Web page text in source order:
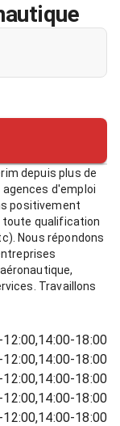
depuis plus de
d'emploi
positivement
toute qualification
Nous répondons
Travaillons
12:00,14:00-18:00
12:00,14:00-18:00
12:00,14:00-18:00
12:00,14:00-18:00
12:00,14:00-18:00